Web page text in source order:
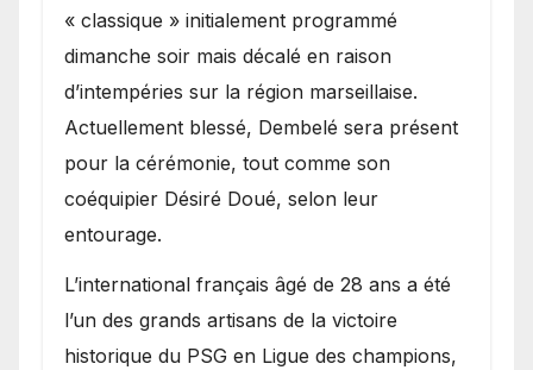
« classique » initialement programmé
dimanche soir mais décalé en raison
d’intempéries sur la région marseillaise.
Actuellement blessé, Dembelé sera présent
pour la cérémonie, tout comme son
coéquipier Désiré Doué, selon leur
entourage.
L’international français âgé de 28 ans a été
l’un des grands artisans de la victoire
historique du PSG en Ligue des champions,